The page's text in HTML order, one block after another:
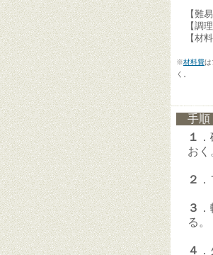
【難
【調
【材
※材料費は
く。
手
１
おく
２
３
る。
４